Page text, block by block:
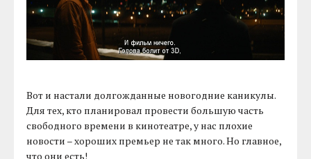
Вот и настали долгожданные новогодние каникулы.
Для тех, кто планировал провести большую часть
свободного времени в кинотеатре, у нас плохие
новости – хороших премьер не так много. Но главное,
что они есть!